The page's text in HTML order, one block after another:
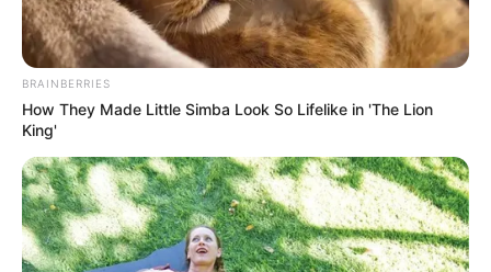
Die heute noch in Teilen erhaltene Anlage
gilt als ehemalige Burg der Grafen von
Sayn auch als ein Stammsitz der Fürsten
Schloss Engers
Ein unmittelbar am Rhein stehendes
aufwendig ausgestattetes spätbarockes
Schloss, in dessen Museum alte
Musikinstrumente und Gemälde gezeigt werden.
BRAINBERRIES
How They Made Little Simba Look So Lifelike in 'The Lion
King'